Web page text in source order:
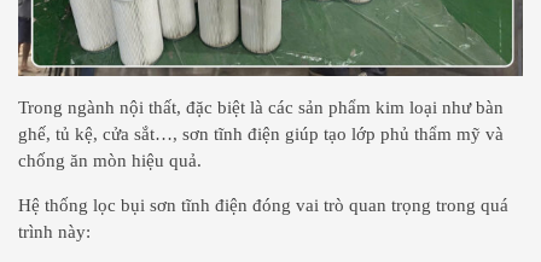
Trong ngành nội thất, đặc biệt là các sản phẩm kim loại như bàn
ghế, tủ kệ, cửa sắt…, sơn tĩnh điện giúp tạo lớp phủ thẩm mỹ và
chống ăn mòn hiệu quả.
Hệ thống lọc bụi sơn tĩnh điện đóng vai trò quan trọng trong quá
trình này: